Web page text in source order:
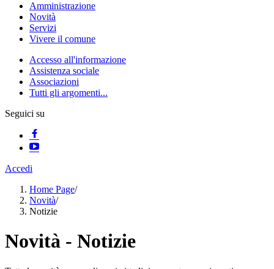
Amministrazione
Novità
Servizi
Vivere il comune
Accesso all'informazione
Assistenza sociale
Associazioni
Tutti gli argomenti...
Seguici su
Accedi
Home Page/
Novità/
Notizie
Novità - Notizie